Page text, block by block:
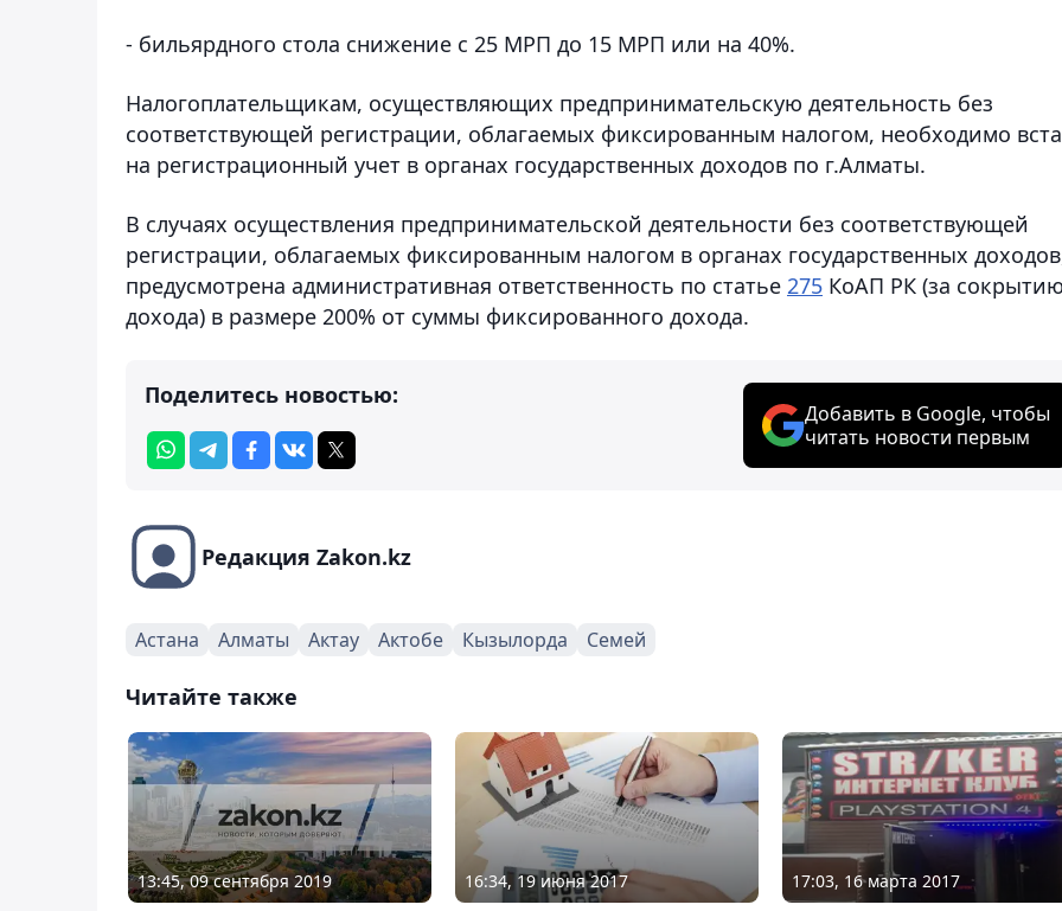
- бильярдного стола снижение с 25 МРП до 15 МРП или на 40%.
Налогоплательщикам, осуществляющих предпринимательскую деятельность без
соответствующей регистрации, облагаемых фиксированным налогом, необходимо
на регистрационный учет в органах государственных доходов по г.Алматы.
В случаях осуществления предпринимательской деятельности без соответствующей
регистрации, облагаемых фиксированным налогом в органах государственных
предусмотрена административная ответственность по статье 275 КоАП РК (за
дохода) в размере 200% от суммы фиксированного дохода.
Поделитесь новостью:
Добавить в Google, чтобы
читать новости первым
Редакция Zakon.kz
Астана Алматы Актау Актобе Кызылорда Семей
Читайте также
13:45, 09 сентября 2019 16:34, 19 июня 2017 17:03, 16 марта 2017